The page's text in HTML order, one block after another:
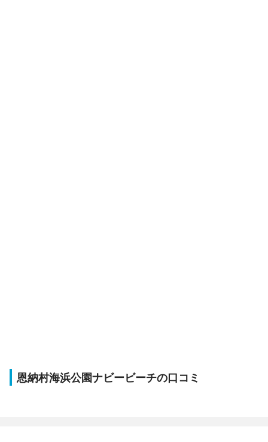
恩納村海浜公園ナビービーチの口コミ